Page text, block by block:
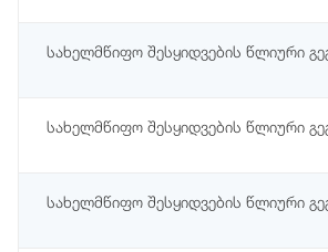
სახელმწიფო შესყიდვების წლიური
სახელმწიფო შესყიდვების წლიური
სახელმწიფო შესყიდვების წლიური